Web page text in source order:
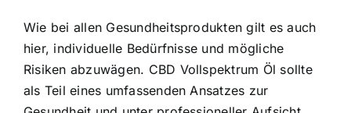
Wie bei allen Gesundheitsprodukten gilt es auch
hier, individuelle Bedürfnisse und mögliche
Risiken abzuwägen. CBD Vollspektrum Öl sollte
als Teil eines umfassenden Ansatzes zur